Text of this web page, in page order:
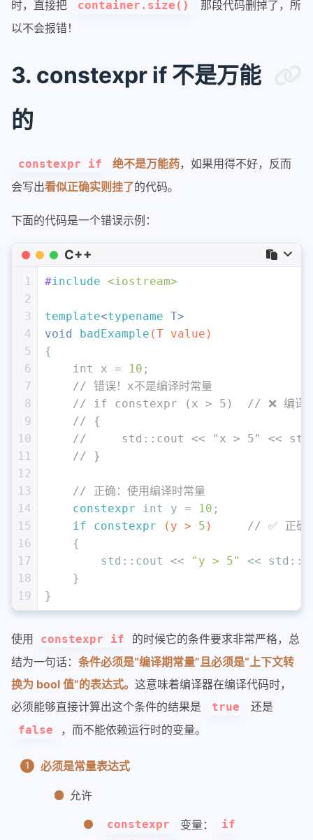
时，直接把 container.size()
那段代码删掉了，所
以不会报错！
3. constexpr if 不是万能
的
constexpr if 绝不是万能药，如果用得不好，反而
会写出看似正确实则挂了的代码。
下面的代码是一个错误示例：
C++
1
2
3
4
5
6
7
8
9
10
11
12
13
14
15
16
17
18
19
#include <iostream>
template<typename T>
void
badExample (T value)
{
int
x = 10 ;
// 错误！x不是编译时常量
// if constexpr (x > 5)  // ❌ 编译
// {
//     std::cout << "x > 5" <<
// }
// 正确：使用编译时常量
constexpr
int y = 10 ;
if
constexpr (y > 5 )
// ✅ 正
{
        std::cout <<
"y > 5"
<<
    }
}
使用 constexpr if
的时候它的条件要求非常严格，总
结为一句话： 条件必须是“编译期常量”且必须是“上下文转
换为 bool 值”的表达式。 这意味着编译器在编译代码时，
必须能够直接计算出这个条件的结果是
true 还是
false ，而不能依赖运行时的变量。
必须是常量表达式
允许
constexpr 变量：
if